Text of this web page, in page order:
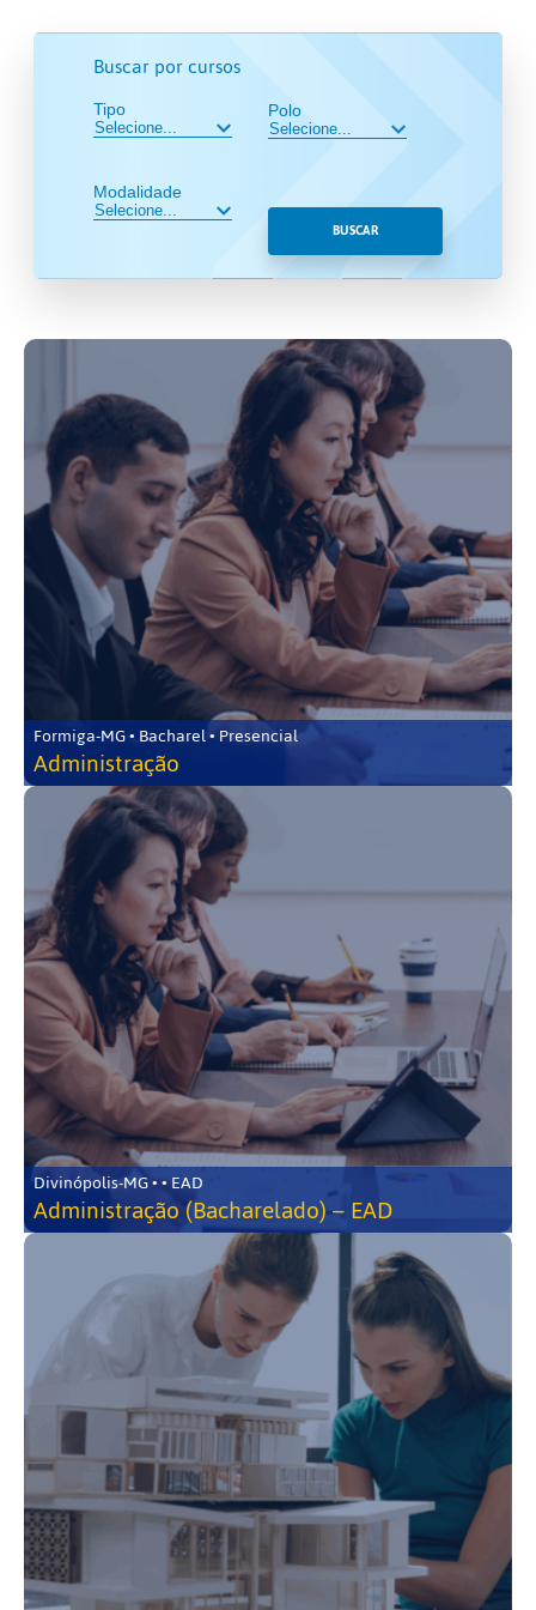
Buscar por cursos
Tipo
Modalidade
Polo
BUSCAR
Formiga-MG • Bacharel • Presencial
Administração
Divinópolis-MG • • EAD
Administração (Bacharelado) – EAD